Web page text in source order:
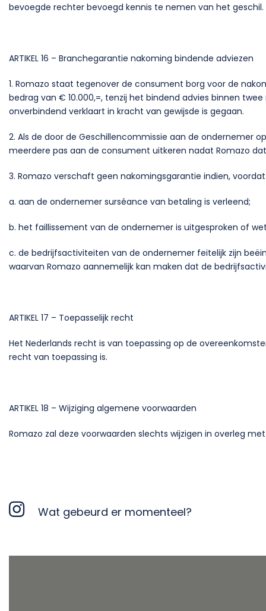
bevoegde rechter bevoegd kennis te nemen van het geschil.
ARTIKEL 16 – Branchegarantie nakoming bindende adviezen
1. Romazo staat tegenover de consument borg voor de
bedrag van € 10.000,=, tenzij het bindend advies binnen
onverbindend verklaart in kracht van gewijsde is gegaan.
2. Als de door de Geschillencommissie aan de ondernemer
meerdere pas aan de consument uitkeren nadat Romazo
3. Romazo verschaft geen nakomingsgarantie indien,
a. aan de ondernemer surséance van betaling is verleend;
b. het faillissement van de ondernemer is uitgesproken of
c. de bedrijfsactiviteiten van de ondernemer feitelijk zijn
waarvan Romazo aannemelijk kan maken dat de
ARTIKEL 17 – Toepasselijk recht
Het Nederlands recht is van toepassing op de
recht van toepassing is.
ARTIKEL 18 – Wijziging algemene voorwaarden
Romazo zal deze voorwaarden slechts wijzigen in overleg
Wat gebeurd er momenteel?